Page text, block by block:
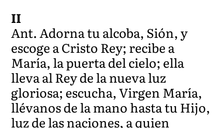
II
Ant. Adorna tu alcoba, Sión, y
escoge a Cristo Rey; recibe a
María, la puerta del cielo; ella
lleva al Rey de la nueva luz
gloriosa; escucha, Virgen María,
llévanos de la mano hasta tu Hijo,
luz de las naciones, a quien